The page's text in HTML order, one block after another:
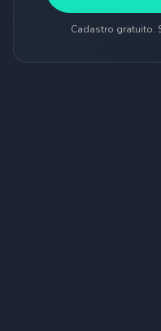
Cadastro gratuito.